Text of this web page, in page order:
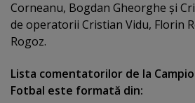
Corneanu, Bogdan Gheorghe şi
de operatorii Cristian Vidu, Florin
Rogoz.
Lista comentatorilor de la
Fotbal este formată din: